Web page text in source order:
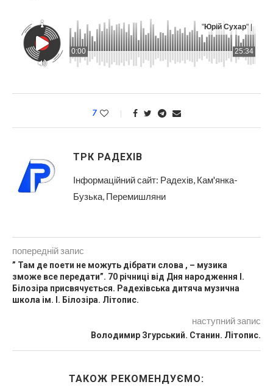
0:00 25:34
"Юрій Сухар" |
7
ТРК РАДЕХІВ
Інформаційний сайт: Радехів, Кам'янка-
Бузька, Перемишляни
попередній запис
” Там де поети не можуть дібрати слова , – музика
зможе все передати”. 70 річниці від Дня народження І.
Білозіра присвячується. Радехівська дитяча музична
школа ім. І. Білозіра. Літопис.
наступний запис
Володимир Згурський. Станин. Літопис.
ТАКОЖ РЕКОМЕНДУЄМО: